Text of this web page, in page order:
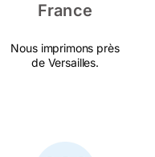
France
Nous imprimons près
de Versailles.